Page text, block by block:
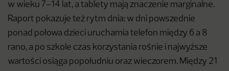
w wieku 7–14 lat, a tablety mają znaczenie marginalne.
Raport pokazuje też rytm dnia: w dni powszednie
ponad połowa dzieci uruchamia telefon między 6 a 8
rano, a po szkole czas korzystania rośnie i najwyższe
wartości osiąga popołudniu oraz wieczorem. Między 21